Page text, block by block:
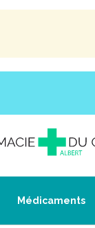
Médicaments